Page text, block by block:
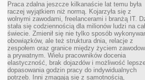
Praca zdalna jeszcze kilkanaście lat temu była
raczej wyjątkiem niż normą. Kojarzyła się z
wolnymi zawodami, freelancerami i branżą IT.
stała się codziennością dla milionów ludzi na
świecie. Zmienił się nie tylko sposób
obowiązków, ale też struktura dnia, relacje z
zespołem oraz granice między życiem
a prywatnym. Wielu pracowników docenia
elastyczność, brak dojazdów i możliwość
dopasowania godzin pracy do indywidualnych
potrzeb. Inni zmagają się z samotnością,